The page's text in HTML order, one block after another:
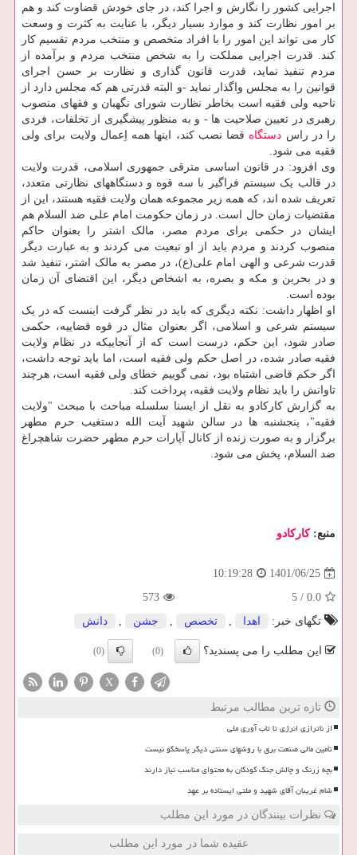
اجرایی کشور را نگارش و اجرا کند، در جای خودش قضاوت کند و هم
بر امور نظارت کند و موارد بسیار دیگر، با عنایت به کثرت و وسعت
کار می تواند این امور را با افراد متخصص و منتخب مردم تقسیم کار
کند. قدرت اجرایی مملکت را به شخص منتخب مردم و برآمده از
مردم تنفیذ نماید، قدرت قانون گذاری و نظارت بر حسن اجرای
قوانین را به مجلس واگذار نماید -و البته قدرتی هم که مجلس دارد از
ناحیه ولی فقیه است بخاطر نظارت شورای نگهبان و فقهای منصوب
رهبری در تعیین صلاحیت ها - و به منظور پیشگیری از تخلفات، فردی
را در راس دستگاه قضا نصب کند، اینها همه اِعمال ولایت برای ولی
فقیه می شود.
وی افزود: در قانون اساسی مترقی جمهوری اسلامی، قدرت ولایت
در قالب یک سیستم فراگیر با سه قوه و دستگاههای نظارتی متعدد،
تعریف شده اند، که همه زیر مجموعه همان ولایت فقیه هستند، این از
مقتضیات زمان حال است. در زمان حکومت امام علی ضد السلام هم
ایشان در حکمی برای مردم مصر، مالک اشتر را بعنوان حاکم
منصوب کردند و مردم باید از او تبعیت می کردند و به عبارت دیگر
قدرت شرعی و الهی امام علی(ع)، در مصر به مالک اشتر، تنفیذ شد
و در بحرین و مکه و بصره، به اشخاص دیگر، این اقتضای آن زمان
بوده است.
او اظهار داشت: نکته دیگری که باید در نظر گرفت اینست که در یک
سیستم شرعی و اسلامی، اگر بعنوان مثال در قوه قضاییه، حکمی
صادر شود، این حکم، درست است که از آنجاییکه در نظام ولایت
فقیه صادر شده، در اصل حکم ولی فقیه است، اما باید توجه داشت،
اگر حکم قاضی اشتباه بود، نمی گوییم خطای ولی فقیه است، هرچند
تاوانش را باید نظام ولایت فقیه، پرداخت کند.
به گزارش کارکادو به نقل از ایسنا سلسله مباحث با مبحث "ولایت
فقیه"، پنجشنبه ها در سالن شهید آیت الله دستغیب حرم مطهر
برگزار و به صورت زنده از کانال آپارات حرم مطهر حضرت شاهچراغ
ضد السلام، پخش می شود.
منبع:كاركادو
1401/06/25
10:19:28
0.0
/
5
573
تگهای خبر:
اهدا , تخصص , جشن , دانش
این مطلب را می پسندید؟ (0)
(0)
X
تازه ترین مطالب مرتبط
از ناترازی انرژی تا تاب آوری ملی
تأمین مالی صنعت برق با روشهای سنتی دیگر پاسخگو نیست
بچه زرنگ و چالش جنگ کودکان به محتوای مناسب نیاز دارند
شام غریبان آقای شهید و ملتی ایستاده بر عهد
نظرات بینندگان در مورد این مطلب
عقیده شما در مورد این مطلب